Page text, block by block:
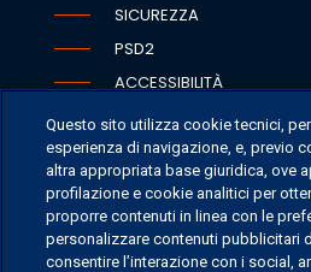
SICUREZZA
PSD2
ACCESSIBILITÀ
SEDI
CONTATTI
CONTATTI PER I MEDIA
Questo sito utilizza cookie tecnici,
esperienza di navigazione, e, previo
altra appropriata base giuridica, ove
profilazione e cookie analitici per
proporre contenuti in linea con le
personalizzare contenuti pubblicitari
consentire l’interazione con i social,